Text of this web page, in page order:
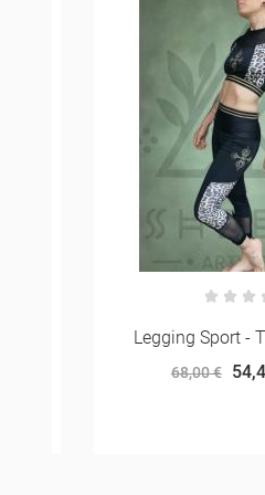
Legging Sport -
68,00 € 54,40 €